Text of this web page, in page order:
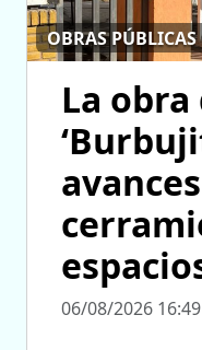
OBRAS PÚBLICAS
La obra
06/08/2026 16:49